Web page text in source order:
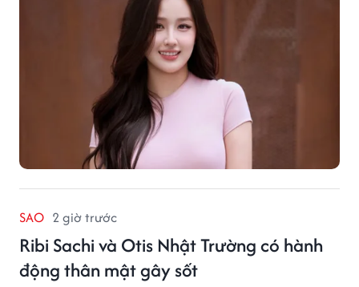
SAO 2 giờ trước
Ribi Sachi và Otis Nhật Trường có hành
động thân mật gây sốt